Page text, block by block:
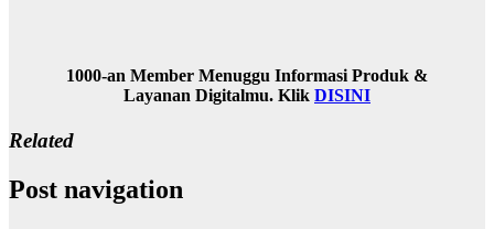
1000-an Member Menuggu Informasi Produk &
Layanan Digitalmu. Klik DISINI
Related
Post navigation